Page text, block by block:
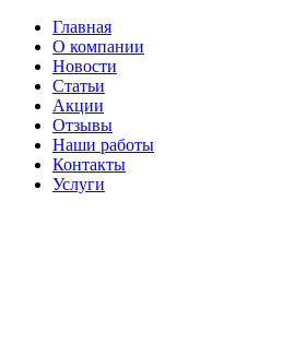
Главная
О компании
Новости
Статьи
Акции
Отзывы
Наши работы
Контакты
Услуги